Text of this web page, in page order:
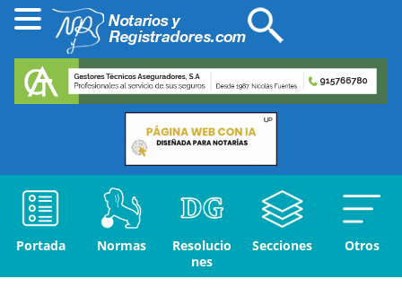
Portada Normas
Resolucio
nes
Secciones Otros